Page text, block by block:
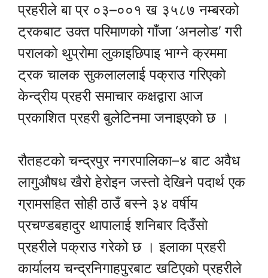
प्रहरीले बा प्र ०३–००१ ख ३५८७ नम्बरको
ट्रकबाट उक्त परिमाणको गाँजा ‘अनलोड’ गरी
परालको थुप्रोमा लुकाइछिपाइ भाग्ने क्रममा
ट्रक चालक सुकलाललाई पक्राउ गरिएको
केन्द्रीय प्रहरी समाचार कक्षद्वारा आज
प्रकाशित प्रहरी बुलेटिनमा जनाइएको छ ।
रौतहटको चन्द्रपुर नगरपालिका–४ बाट अवैध
लागुऔषध खैरो हेरोइन जस्तो देखिने पदार्थ एक
ग्रामसहित सोही ठाउँ बस्ने ३४ वर्षीय
प्रचण्डबहादुर थापालाई शनिबार दिउँसो
प्रहरीले पक्राउ गरेको छ । इलाका प्रहरी
कार्यालय चन्द्रनिगाहपुरबाट खटिएको प्रहरीले